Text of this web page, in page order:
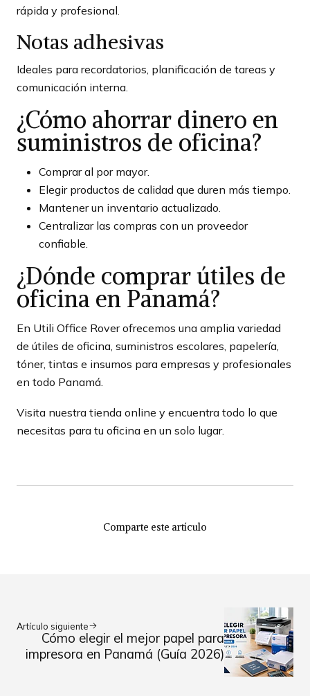
rápida y profesional.
Notas adhesivas
Ideales para recordatorios, planificación de tareas y
comunicación interna.
¿Cómo ahorrar dinero en
suministros de oficina?
Comprar al por mayor.
Elegir productos de calidad que duren más tiempo.
Mantener un inventario actualizado.
Centralizar las compras con un proveedor
confiable.
¿Dónde comprar útiles de
oficina en Panamá?
En Utili Office Rover ofrecemos una amplia variedad
de útiles de oficina, suministros escolares, papelería,
tóner, tintas e insumos para empresas y profesionales
en todo Panamá.
Visita nuestra tienda online y encuentra todo lo que
necesitas para tu oficina en un solo lugar.
Comparte este artículo
Artículo siguiente
Cómo elegir el mejor papel para
impresora en Panamá (Guía 2026)